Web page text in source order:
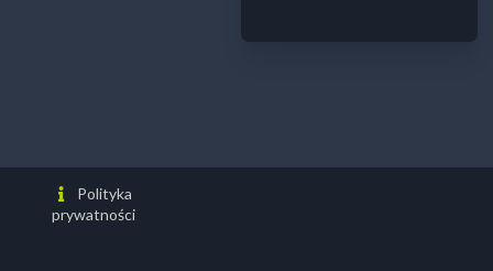
Polityka
prywatności